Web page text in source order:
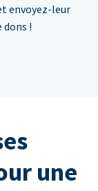
envoyez-leur
!
une